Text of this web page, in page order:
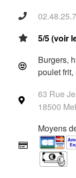
5/5 (voir
Burgers,
poulet
63 Rue
18500
Moyens